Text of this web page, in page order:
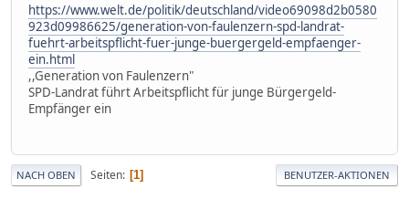
https://www.welt.de/politik/deutschland/video69098d2b0580
923d09986625/generation-von-faulenzern-spd-landrat-
fuehrt-arbeitspflicht-fuer-junge-buergergeld-empfaenger-
ein.html
,,Generation von Faulenzern"
SPD-Landrat führt Arbeitspflicht für junge Bürgergeld-
Empfänger ein
NACH OBEN Seiten 1 BENUTZER-AKTIONEN